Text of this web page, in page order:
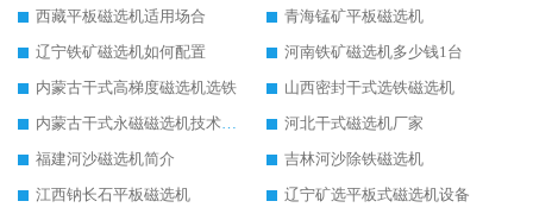
西藏平板磁选机适用场合
青海锰矿平板磁选机
辽宁铁矿磁选机如何配置
河南铁矿磁选机多少钱1台
内蒙古干式高梯度磁选机选铁
山西密封干式选铁磁选机
内蒙古干式永磁磁选机技术要求
河北干式磁选机厂家
福建河沙磁选机简介
吉林河沙除铁磁选机
江西钠长石平板磁选机
辽宁矿选平板式磁选机设备